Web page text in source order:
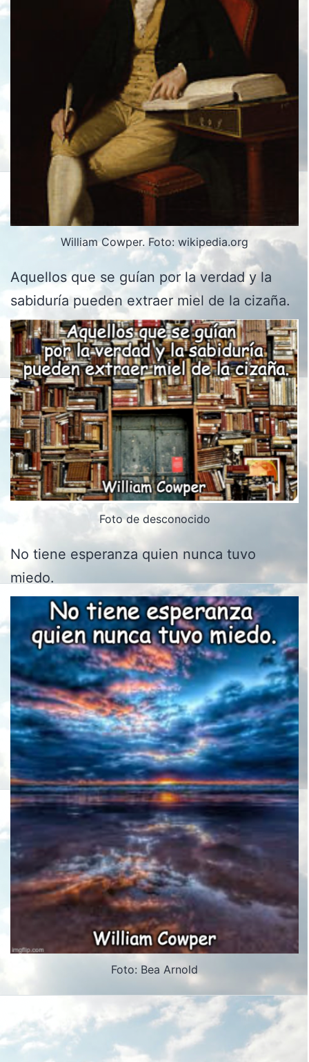
William Cowper. Foto: wikipedia.org
Aquellos que se guían por la verdad y la
sabiduría pueden extraer miel de la cizaña.
Foto de desconocido
No tiene esperanza quien nunca tuvo
miedo.
Foto: Bea Arnold